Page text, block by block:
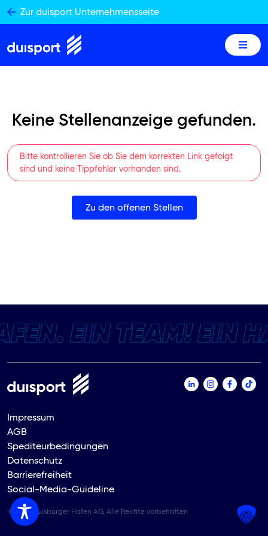
Skip
Zur duisport Unternehmensseite
Keine Stellenanzeige gefunden.
Bitte kontrollieren Sie ob Sie dem korrekten Link gefolgt
sind und keine Tippfehler vorhanden sind.
Zu den offenen Stellen
Impressum
AGB
Spediteurbedingungen
Datenschutz
Barrierefreiheit
Social-Media-Guideline
© 2026 Duisburger Hafen AG, Alle Rechte vorbehalten